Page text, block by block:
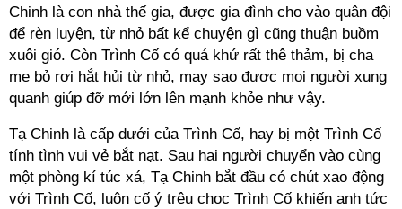
Chinh là con nhà thế gia, được gia đình cho vào quân đội
để rèn luyện, từ nhỏ bất kể chuyện gì cũng thuận buồm
xuôi gió. Còn Trình Cố có quá khứ rất thê thảm, bị cha
mẹ bỏ rơi hắt hủi từ nhỏ, may sao được mọi người xung
quanh giúp đỡ mới lớn lên mạnh khỏe như vậy.
Tạ Chinh là cấp dưới của Trình Cố, hay bị một Trình Cố
tính tình vui vẻ bắt nạt. Sau hai người chuyển vào cùng
một phòng kí túc xá, Tạ Chinh bắt đầu có chút xao động
với Trình Cố, luôn cố ý trêu chọc Trình Cố khiến anh tức